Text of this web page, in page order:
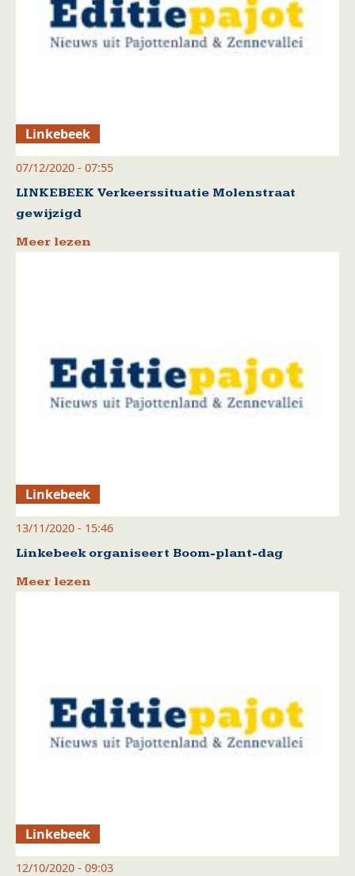
Linkebeek
07/12/2020 - 07:55
LINKEBEEK Verkeerssituatie Molenstraat
gewijzigd
Meer lezen
Linkebeek
13/11/2020 - 15:46
Linkebeek organiseert Boom-plant-dag
Meer lezen
Linkebeek
12/10/2020 - 09:03